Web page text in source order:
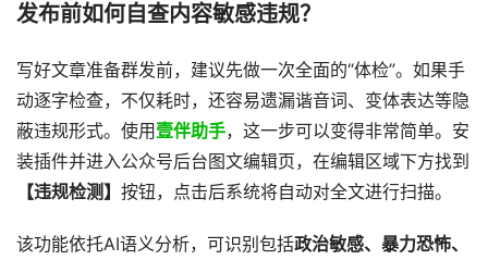
发布前如何自查内容敏感违规？
写好文章准备群发前，建议先做一次全面的“体检”。如果手
动逐字检查，不仅耗时，还容易遗漏谐音词、变体表达等隐
蔽违规形式。使用壹伴助手，这一步可以变得非常简单。安
装插件并进入公众号后台图文编辑页，在编辑区域下方找到
【违规检测】 按钮，点击后系统将自动对全文进行扫描。
该功能依托AI语义分析，可识别包括政治敏感、暴力恐怖、